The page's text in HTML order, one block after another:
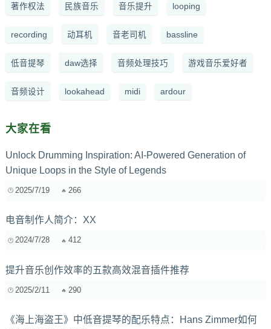
著作权法 民族音乐 音乐提升 looping
recording 动耳机 音老司机 bassline
低音提琴 daw选择 音频处理技巧 游戏音乐爱好者
音频设计 lookahead midi ardour
大家在看
Unlock Drumming Inspiration: AI-Powered Generation of
Unique Loops in the Style of Legends
2025/7/19 266
电音制作人简介：XX
2024/7/28 412
提升音乐创作效率的五款高效混音插件推荐
2025/2/11 290
《海上海盗王》中低音提琴的配乐特点：Hans Zimmer如何